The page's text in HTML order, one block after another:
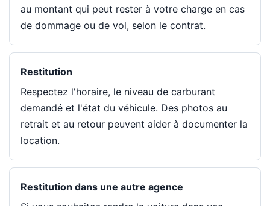
au montant qui peut rester à votre charge en cas
de dommage ou de vol, selon le contrat.
Restitution
Respectez l'horaire, le niveau de carburant
demandé et l'état du véhicule. Des photos au
retrait et au retour peuvent aider à documenter la
location.
Restitution dans une autre agence